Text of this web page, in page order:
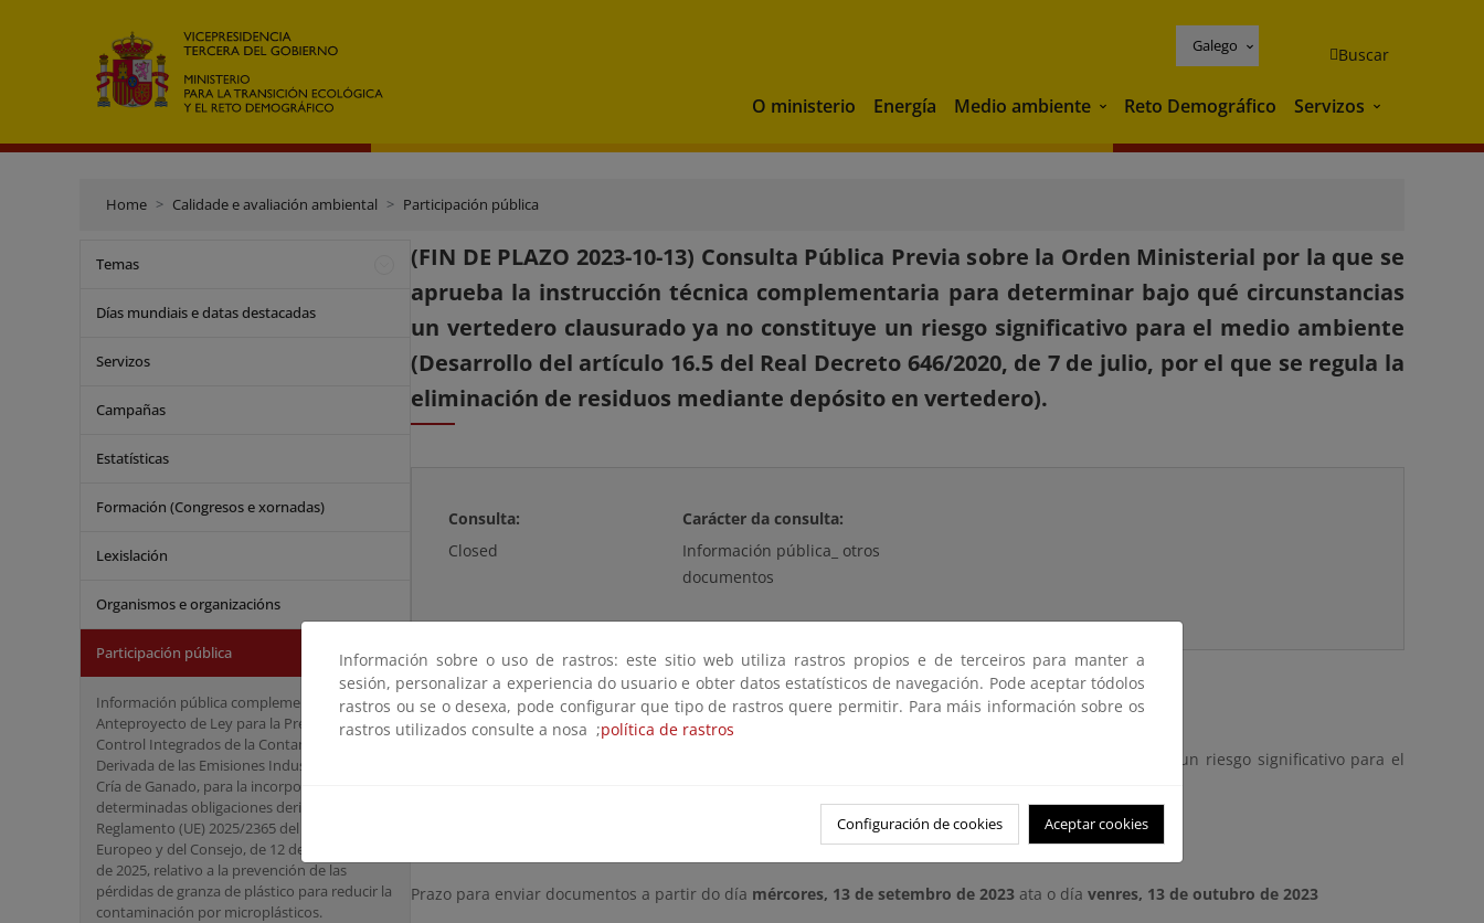
Galego Buscar
O ministerio Energía Medio ambiente Medio ambiente
Reto Demográfico Servizos Servizos
Home Calidade e avaliación ambiental Participación pública
Temas
Días mundiais e datas destacadas
Servizos
Campañas
Estatísticas
Formación (Congresos e xornadas)
Lexislación
Organismos e organizacións
Participación pública
Información pública complementaria del
Anteproyecto de Ley para la Prevención y el
Control Integrados de la Contaminación
Derivada de las Emisiones Industriales y de la
Cría de Ganado, para la incorporación de
determinadas obligaciones derivadas del
Reglamento (UE) 2025/2365 del Parlamento
Europeo y del Consejo, de 12 de noviembre
de 2025, relativo a la prevención de las
pérdidas de granza de plástico para reducir la
contaminación por microplásticos.
(FIN DE PLAZO 2023-10-13) Consulta Pública Previa sobre la Orden Ministerial por la que se
aprueba la instrucción técnica complementaria para determinar bajo qué circunstancias
un vertedero clausurado ya no constituye un riesgo significativo para el medio ambiente
(Desarrollo del artículo 16.5 del Real Decreto 646/2020, de 7 de julio, por el que se regula la
eliminación de residuos mediante depósito en vertedero).
Consulta:
Closed
Carácter da consulta:
Información pública_ otros
documentos
Resumen
Instrucción técnica para determinar el momento en que un vertedero clausurado deja de constituir un riesgo significativo para el
Prazo para enviar documentos a partir do día mércores, 13 de setembro de 2023 ata o día venres, 13 de outubro de 2023
Información sobre o uso de rastros: este sitio web utiliza rastros propios e de terceiros para manter a
sesión, personalizar a experiencia do usuario e obter datos estatísticos de navegación. Pode aceptar tódolos
rastros ou se o desexa, pode configurar que tipo de rastros quere permitir. Para máis información sobre os
rastros utilizados consulte a nosa ;política de rastros
Configuración de cookies Aceptar cookies